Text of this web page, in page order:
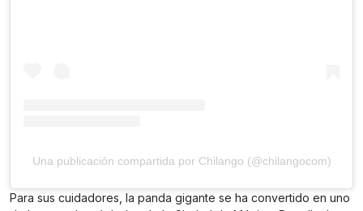
Una publicación compartida por Chilango (@chilangocom)
Para sus cuidadores, la panda gigante se ha convertido en uno